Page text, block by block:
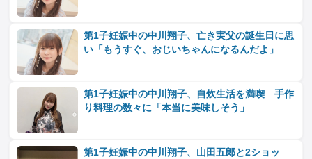
第1子妊娠中の中川翔子、亡き実父の誕生日に思
い「もうすぐ、おじいちゃんになるんだよ」
第1子妊娠中の中川翔子、自炊生活を満喫 手作
り料理の数々に「本当に美味しそう」
第1子妊娠中の中川翔子、山田五郎と2ショッ